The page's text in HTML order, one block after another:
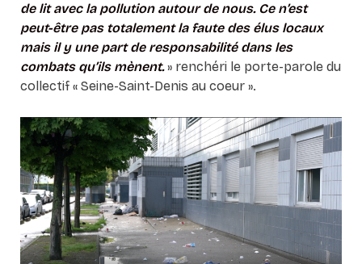
de lit avec la pollution autour de nous. Ce n’est
peut-être pas totalement la faute des élus locaux
mais il y une part de responsabilité dans les
combats qu’ils mènent.» renchéri le porte-parole du
collectif « Seine-Saint-Denis au coeur ».